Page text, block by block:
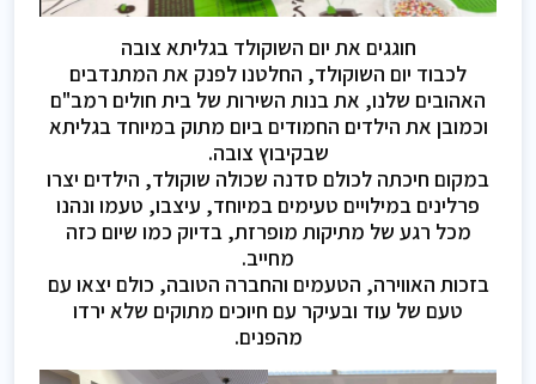
חוגגים את יום השוקולד בגליתא צובה
לכבוד יום השוקולד, החלטנו לפנק את המתנדבים
האהובים שלנו, את בנות השירות של בית חולים רמב"ם
וכמובן את הילדים החמודים ביום מתוק במיוחד בגליתא
שבקיבוץ צובה.
במקום חיכתה לכולם סדנה שכולה שוקולד, הילדים יצרו
פרלינים במילויים טעימים במיוחד, עיצבו, טעמו ונהנו
מכל רגע של מתיקות מופרזת, בדיוק כמו שיום כזה
מחייב.
בזכות האווירה, הטעמים והחברה הטובה, כולם יצאו עם
טעם של עוד ובעיקר עם חיוכים מתוקים שלא ירדו
מהפנים.